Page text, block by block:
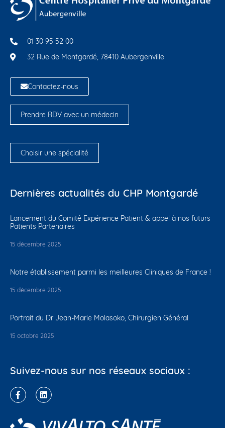
01 30 95 52 00
32 Rue de Montgardé, 78410 Aubergenville
Contactez-nous
Prendre RDV avec un médecin
Choisir une spécialité
Dernières actualités du CHP Montgardé
Lancement du Comité Expérience Patient & appel à nos futurs
Patients Partenaires
15 décembre 2025
Notre établissement parmi les meilleures Cliniques de France !
15 décembre 2025
Portrait du Dr Jean-Marie Molasoko, Chirurgien Général
15 octobre 2025
Suivez-nous sur nos réseaux sociaux :